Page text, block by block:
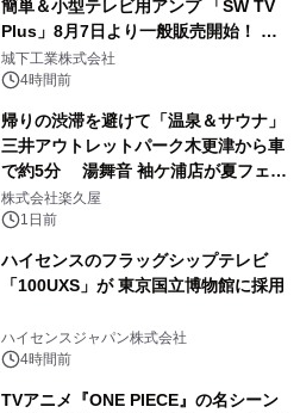
簡単＆小型テレビ用アンプ 「SW TV
Plus」8月7日より一般販売開始！ ケ
ーブル1本つなぐだけ、テレビの音が
ぐっと豊かに
城下工業株式会社
4時間前
帰りの渋滞を避けて「温泉＆サウナ」
三井アウトレットパーク木更津から車
で約5分 湯舞音 袖ケ浦店が夏フェア
メニューを提供
株式会社楽久屋
1日前
ハイセンスのフラッグシップテレビ
「100UXS」が 東京国立博物館に採用
ハイセンスジャパン株式会社
4時間前
TVアニメ『ONE PIECE』の名シーン